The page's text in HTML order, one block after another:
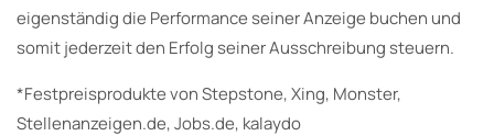
eigenständig die Performance seiner Anzeige buchen und
somit jederzeit den Erfolg seiner Ausschreibung steuern.
*Festpreisprodukte von Stepstone, Xing, Monster,
Stellenanzeigen.de, Jobs.de, kalaydo